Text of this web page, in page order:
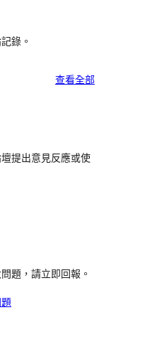
錄。
查看全部使
提出意見反應或使
題，請立即回報。